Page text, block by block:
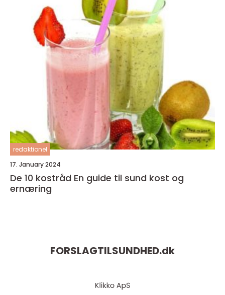
redaktionel
17. January 2024
De 10 kostråd En guide til sund kost og
ernæring
FORSLAGTILSUNDHED.dk